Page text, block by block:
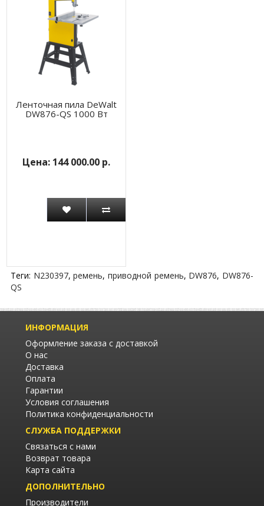
Ленточная пила DeWalt
DW876-QS 1000 Вт
144 000.00 р.
Теги: N230397,ремень,приводной ремень, DW876, DW876-
QS
ИНФОРМАЦИЯ
Оформление заказа с доставкой
О нас
Доставка
Оплата
Гарантии
Условия соглашения
Политика конфиденциальности
СЛУЖБА ПОДДЕРЖКИ
Связаться с нами
Возврат товара
Карта сайта
ДОПОЛНИТЕЛЬНО
Производители